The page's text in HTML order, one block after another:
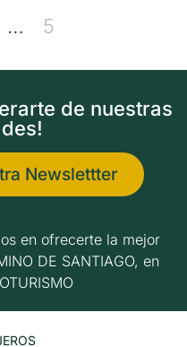
… 5
de nuestras
Newslettter
en ofrecerte la mejor
DE SANTIAGO, en